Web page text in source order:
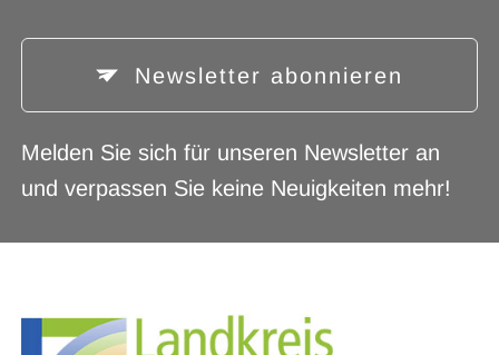
Newsletter abonnieren
Melden Sie sich für unseren Newsletter an
und verpassen Sie keine Neuigkeiten mehr!